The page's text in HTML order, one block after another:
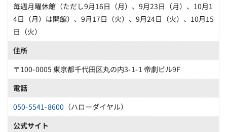
毎週月曜休館（ただし9月16日（月）、9月23日（月）、10月1
4日（月）は開館）、9月17日（火）、9月24日（火）、10月15
日（火）
住所
〒100-0005 東京都千代田区丸の内3-1-1 帝劇ビル9F
電話
050-5541-8600 （ハローダイヤル）
公式サイト